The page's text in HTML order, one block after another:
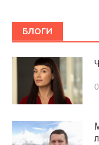
БЛОГИ